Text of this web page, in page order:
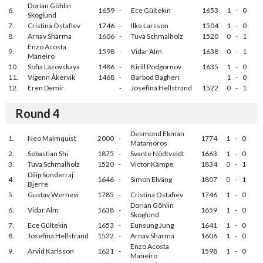
6.
Dorian Göhlin
Skoglund
1659 - Ece Gültekin 1653 1 - 0
7.
Cristina Ostafiev 1746 - Ilke Larsson 1504 1 - 0
8.
Arnav Sharma 1606 - Tuva Schmalholz 1520 0 - 1
9.
Enzo Acosta
Maneiro
1598 - Vidar Alm 1638 0 - 1
10.
Sofia Lazovskaya 1486 - Kirill Podgornov 1635 1 - 0
11.
Vigenn Åkervik 1468 - Barbod Bagheri 1 - 0
12.
Eren Demir - Josefina Hellstrand 1522 0 - 1
Round 4
1. Neo Malmquist 2000 -
Desmond Ekman
Matamoros
1774 1 - 0
2.
Sebastian Shi 1875 - Svante Nödtveidt 1663 1 - 0
3.
Tuva Schmalholz 1520 - Victor Kämpe 1834 0 - 1
4.
Dilip Sunderraj
Bjerre
1646 - Simon Elväng 1807 0 - 1
5.
Gustav Wernevi 1785 - Cristina Ostafiev 1746 1 - 0
6.
Vidar Alm 1638 -
Dorian Göhlin
Skoglund
1659 1 - 0
7.
Ece Gültekin 1653 - Eunsung Jung 1641 1 - 0
8.
Josefina Hellstrand 1522 - Arnav Sharma 1606 1 - 0
9.
Arvid Karlsson 1621 -
Enzo Acosta
Maneiro
1598 1 - 0